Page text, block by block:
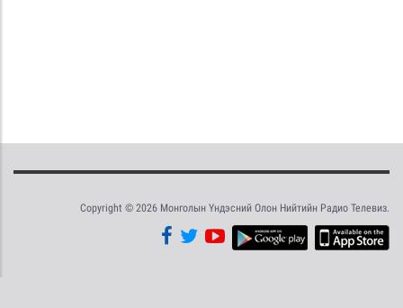
Copyright © 2026 Монголын Үндэсний Олон Нийтийн Радио Телевиз.